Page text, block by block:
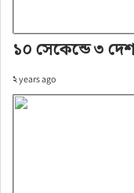
১০ সেকেন্ডে ৩
২ years ago